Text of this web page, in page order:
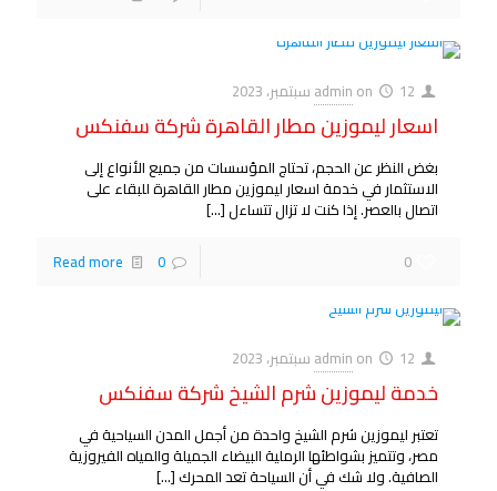
admin on 12 سبتمبر، 2023
اسعار ليموزين مطار القاهرة شركة سفنكس
بغض النظر عن الحجم، تحتاج المؤسسات من جميع الأنواع إلى
الاستثمار في خدمة اسعار ليموزين مطار القاهرة للبقاء على
اتصال بالعصر. إذا كنت لا تزال تتساءل[…]
0
0
Read more
admin on 12 سبتمبر، 2023
خدمة ليموزين شرم الشيخ شركة سفنكس
تعتبر ليموزين شرم الشيخ واحدة من أجمل المدن السياحية في
مصر، وتتميز بشواطئها الرملية البيضاء الجميلة والمياه الفيروزية
الصافية. ولا شك في أن السياحة تعد المحرك[…]